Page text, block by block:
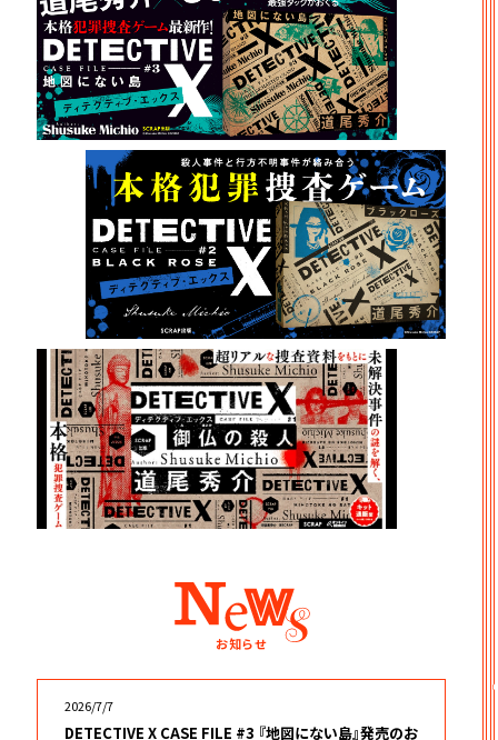
お知らせ
2026/7/7
DETECTIVE X CASE FILE #3 『地図にない島』発売のお